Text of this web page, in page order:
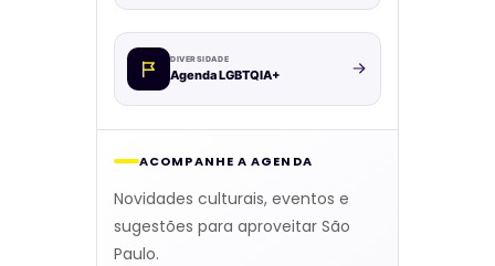
DIVERSIDADE
Agenda LGBTQIA+
ACOMPANHE A AGENDA
Novidades culturais, eventos e
sugestões para aproveitar São
Paulo.